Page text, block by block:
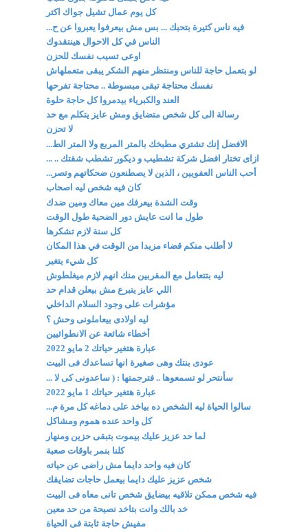
كل يوم عمال تشيل جواك اكتر
فيه ناس كتيرة بتحبك ... بس مش بيعرفوا يعبروا عن ح...
الناس في كل الاحوال هينتقدوك
اوعى تسيب نفسك للحزن
لو بتعمل حاجة للناس ومنتظر منهم الشكر يبقى متعملهاش
نفسك محتاجة تبقى مبسوطة .. محتاجة تفرحها
العند والكبرياء بيدمروا كل حاجة حلوة
رسالة الى كل شخص متضايق ومش عايز يتكلم مع حد
لا تحزن
الافضل إنك تشتري مطبخك بالمتر المربع ولا المتر الط...
ازاى تختار افضل شركة تشطيب و ديكور تشطب شقتك .. ...
أحب الناس العفويين ، الذين لا يصطنعون ضحكاتهم وتصر...
كان فيه شخص ليه اصحاب
وقت الشدة بيعرفك مين معاك ومين ضدك
طول ما انت عايش دور الضحية طول الوقت
كل سنة لازم تشكرها
لا أطلب منكم قضاء مزيدا من الوقت في هذا المكان
كل شيء يتغير
ليه بتتعامل مع المقربين منك انهم لازم ميغلطوش
اللي عايز يتبرع مش بيعلن قدام حد
مؤشرات على وجود السلام الداخلي
ليه اولادى بيعاملونى وحش ؟
أخطاء شائعة عن الانطوائيين
عبارة هتغير حياتك 2 مايو 2022
عودى بنتك وهى صغيرة انها تساعدك فى البيت
سأنتحر لو تسمعوها .. فترجمتها : ( ساعدونى كى لا ...
عبارة هتغير حياتك 1 مايو 2022
سالوا الحياة ليه الشخص ده بياخد على دماغه كل مرة م...
كل واحد عنده هموم ومشاكل
لما حد عزيز عليك بيموت بتبقى حزين ومنهار
كلنا بنمر باوقات صعبة
كان فيه واحد دايما مش راضى عن حياته
شخص عزيز عليك دايما بيعمل حاجات تضايقك
فيه شخص ممكن تلاقيه بيضايق شخص تانى معاه فى البيت
خد بالك وانت بتاخد نصيحة من حد معين
مفيش حاجة ثابتة فى الحياة